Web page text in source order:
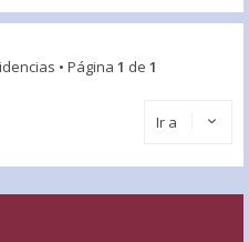
• Página 1 de 1
Ir a